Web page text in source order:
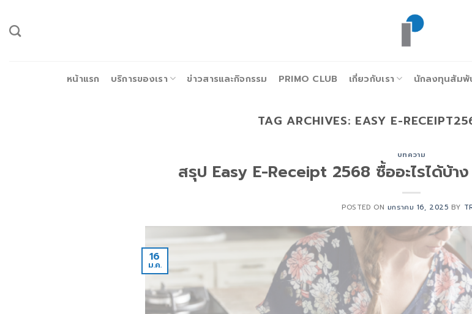
ยัง
หน้าแรก บริการของเรา ข่าวสารและกิจกรรม PRIMO CLUB เกี่ยวกับเรา นักลงทุนสัมพั
TAG ARCHIVES: EASY E-
บทความ
สรุป Easy E-Receipt 2568 ซื้ออะไรได้บ้า
POSTED ON มกราคม 16, 2025 BY
16
ม.ค.